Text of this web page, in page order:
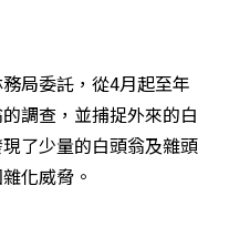
局委託，從4月起至年
調查，並捕捉外來的白
了少量的白頭翁及雜頭
化威脅。